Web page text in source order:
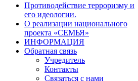
Противодействие терроризму и
его идеологии.
О реализации национального
проекта «СЕМЬЯ»
ИНФОРМАЦИЯ
Обратная связь
Учредитель
Контакты
Связаться с нами